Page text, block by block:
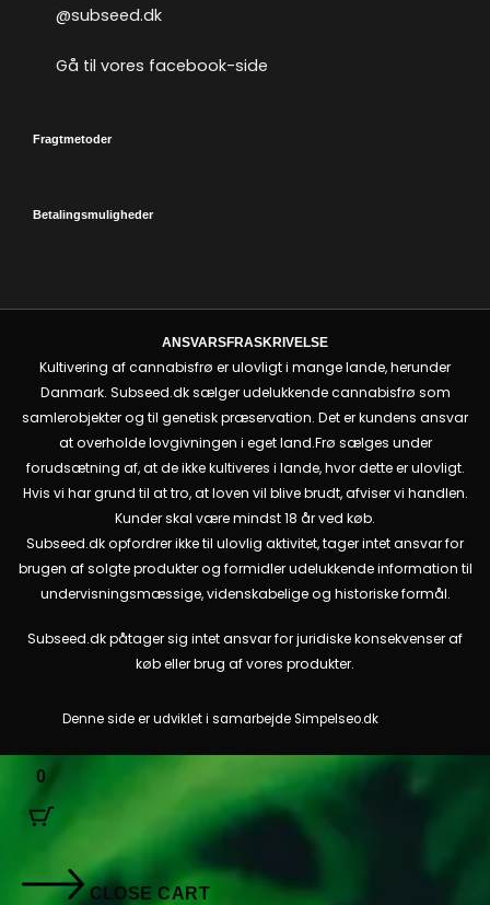
@subseed.dk
Gå til vores facebook-side
Fragtmetoder
Betalingsmuligheder
ANSVARSFRASKRIVELSE
Kultivering af cannabisfrø er ulovligt i mange lande, herunder
Danmark. Subseed.dk sælger udelukkende cannabisfrø som
samlerobjekter og til genetisk præservation. Det er kundens ansvar
at overholde lovgivningen i eget land.Frø sælges under
forudsætning af, at de ikke kultiveres i lande, hvor dette er ulovligt.
Hvis vi har grund til at tro, at loven vil blive brudt, afviser vi handlen.
Kunder skal være mindst 18 år ved køb.
Subseed.dk opfordrer ikke til ulovlig aktivitet, tager intet ansvar for
brugen af solgte produkter og formidler udelukkende information til
undervisningsmæssige, videnskabelige og historiske formål.
Subseed.dk påtager sig intet ansvar for juridiske konsekvenser af
køb eller brug af vores produkter.
Denne side er udviklet i samarbejdeSimpelseo.dk
0
CLOSE CART